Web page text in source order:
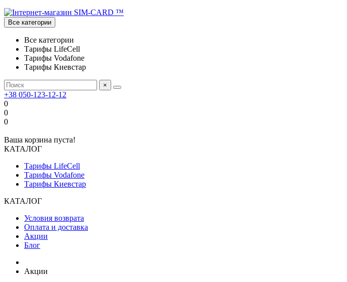
Все категории
Все категории
Тарифы LifeCell
Тарифы Vodafone
Тарифы Киевстар
×
+38 050-123-12-12
0
0
0
Ваша корзина пуста!
КАТАЛОГ
Тарифы LifeCell
Тарифы Vodafone
Тарифы Киевстар
КАТАЛОГ
Условия возврата
Оплата и доставка
Акции
Блог
Акции